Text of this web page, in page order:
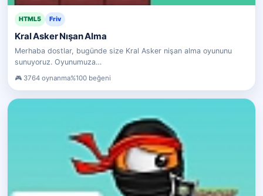
HTML5 Friv
Kral Asker Nışan Alma
Merhaba dostlar, bugünde size Kral Asker nişan alma oyununu
sunuyoruz. Oyunumuza…
3764 oynanma%100 beğeni